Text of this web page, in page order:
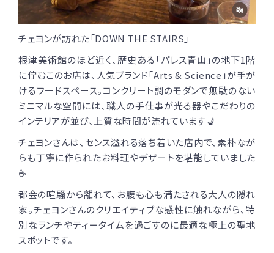
チェヨンが訪れた「DOWN THE STAIRS」
根津美術館のほど近く、歴史ある「パレス青山」の地下1階
に佇むこのお店は、人気ブランド「Arts & Science」が手が
けるフードスペース。コンクリート調のモダンで無駄のない
ミニマルな空間には、職人の手仕事が光る器やこだわりの
インテリアが並び、上質な時間が流れています💺
チェヨンさんは、センス溢れる落ち着いた店内で、素朴なが
らも丁寧に作られたお料理やデザートを堪能していました
☕
都会の喧騒から離れて、お腹も心も満たされる大人の隠れ
家。チェヨンさんのクリエイティブな感性に触れながら、特
別なランチやティータイムを過ごすのに最適な極上の聖地
スポットです。